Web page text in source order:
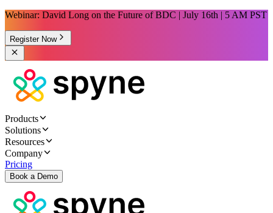
Webinar: David Long on the Future of BDC | July 16th | 5 AM PST
Register Now
Products
Solutions
Resources
Company
Pricing
Book a Demo